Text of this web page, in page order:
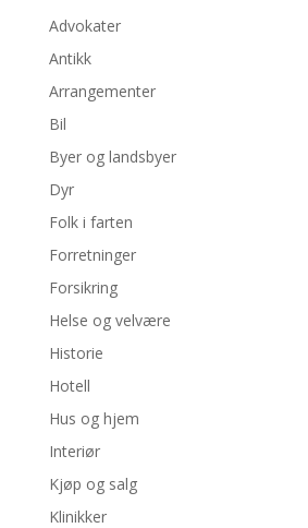
Advokater
Antikk
Arrangementer
Bil
Byer og landsbyer
Dyr
Folk i farten
Forretninger
Forsikring
Helse og velvære
Historie
Hotell
Hus og hjem
Interiør
Kjøp og salg
Klinikker